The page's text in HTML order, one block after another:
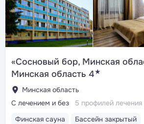
«Сосновый бор, Минская
Минская область 4★
Минская область
Финская сауна
Бассейн закрытый
С лечением и без 5 профилей лечения